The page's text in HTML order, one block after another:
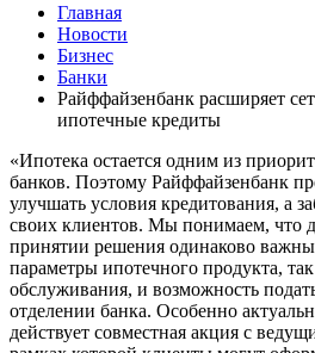
Главная
Новости
Бизнес
Банки
Райффайзенбанк расширяет
ипотечные кредиты
«Ипотека остается одним из
банков. Поэтому Райффайзенбанк
улучшать условия кредитования, а
своих клиентов. Мы понимаем, что
принятии решения одинаково
параметры ипотечного продукта,
обслуживания, и возможность
отделении банка. Особенно
действует совместная акция с